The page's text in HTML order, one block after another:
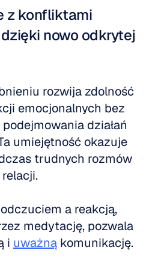
z konfliktami
nowo odkrytej
rozwija zdolność
emocjonalnych bez
działań
umiejętność okazuje
trudnych rozmów
a reakcją,
medytację, pozwala
i uważną komunikację.